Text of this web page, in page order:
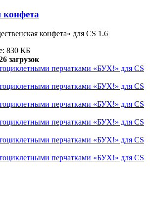
конфета
конфета» для CS 1.6
830 КБ
загрузок